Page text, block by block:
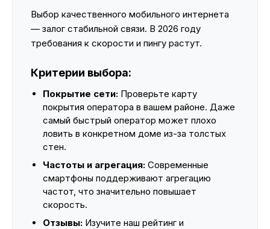
Выбор качественного мобильного интернета
— залог стабильной связи. В 2026 году
требования к скорости и пингу растут.
Критерии выбора:
Покрытие сети: Проверьте карту
покрытия оператора в вашем районе. Даже
самый быстрый оператор может плохо
ловить в конкретном доме из-за толстых
стен.
Частоты и агрегация: Современные
смартфоны поддерживают агрегацию
частот, что значительно повышает
скорость.
Отзывы: Изучите наш рейтинг и